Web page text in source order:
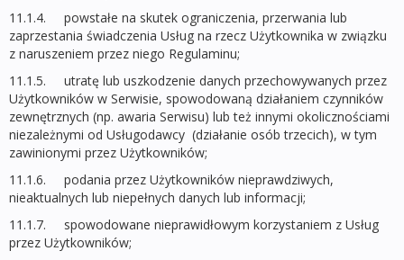
11.1.4. powstałe na skutek ograniczenia, przerwania lub
zaprzestania świadczenia Usług na rzecz Użytkownika w związku
z naruszeniem przez niego Regulaminu;
11.1.5. utratę lub uszkodzenie danych przechowywanych przez
Użytkowników w Serwisie, spowodowaną działaniem czynników
zewnętrznych (np. awaria Serwisu) lub też innymi okolicznościami
niezależnymi od Usługodawcy (działanie osób trzecich), w tym
zawinionymi przez Użytkowników;
11.1.6. podania przez Użytkowników nieprawdziwych,
nieaktualnych lub niepełnych danych lub informacji;
11.1.7. spowodowane nieprawidłowym korzystaniem z Usług
przez Użytkowników;